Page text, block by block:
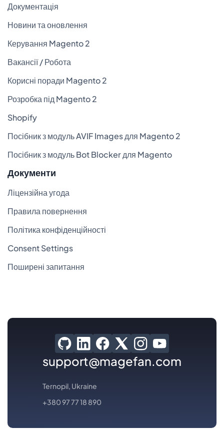
Документація
Новини та оновлення
Керування Magento 2
Вакансії / Робота
Корисні поради Magento 2
Розробка під Magento 2
Shopify
Посібник з модуль AVIF Images для Magento 2
Посібник з модуль Bot Blocker для Magento
Документи
Ліцензійна угода
Правила повернення
Політика конфіденційності
Consent Settings
Поширені запитання
support@magefan.com
Ternopil, Ukraine
+380 97 77 18 890